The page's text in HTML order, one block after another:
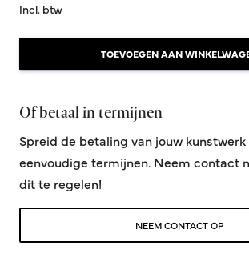
Incl. btw
TOEVOEGEN AAN
Of betaal in termijnen
Spreid de betaling van jouw
eenvoudige termijnen. Neem contact
dit te regelen!
NEEM CONTACT OP